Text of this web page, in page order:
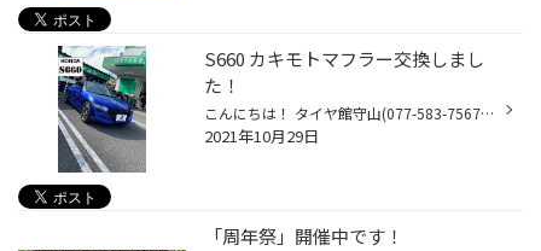
S660 カキモトマフラー交換しまし
た！
こんにちは！ タイヤ館守山(077-583-7567) 日記担当ゆあさです！ 先日「S660」にお乗りのお客様より マフラー交換のご要望を頂きました！ 生産終了が発表されたS660！ 完成度が非常に高いお車です！ 今回お取り付けするのは 「カキモト Class KR」 従来よりもより厳しい新基準。 あくまで柿本改を名...
2021年10月29日
「周年祭」開催中です！